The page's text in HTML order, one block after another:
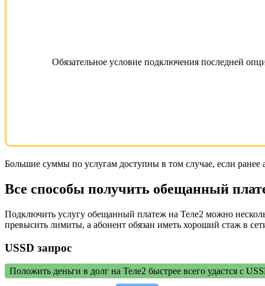
Обязательное условие подключения последней
Большие суммы по услугам доступны в том случае, если ранее
Все способы получить обещанный
Подключить услугу обещанный платеж на Теле2 можно
превысить лимиты, а абонент обязан иметь хороший стаж в
USSD запрос
Положить деньги в долг на Теле2 быстрее всего удастся с